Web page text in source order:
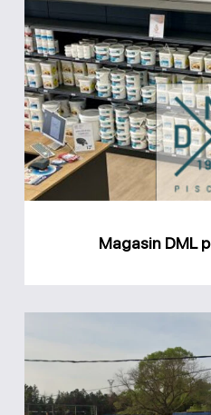
Magasin DML